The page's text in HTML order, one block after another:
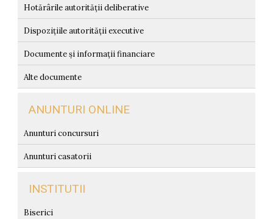
Hotărârile autorității deliberative
Dispozițiile autorității executive
Documente și informații financiare
Alte documente
ANUNTURI ONLINE
Anunturi concursuri
Anunturi casatorii
INSTITUTII
Biserici